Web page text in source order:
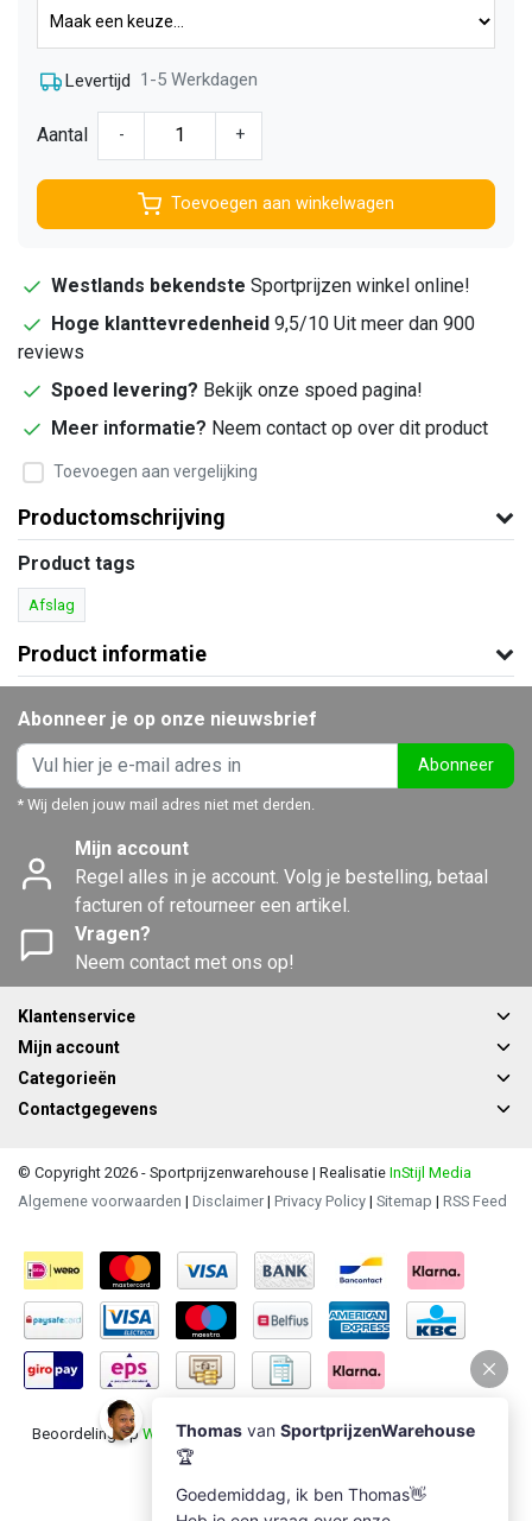
Levertijd 1-5 Werkdagen
Aantal - +
Toevoegen aan winkelwagen
Westlands bekendste Sportprijzen winkel online!
Hoge klanttevredenheid 9,5/10 Uit meer dan 900
reviews
Spoed levering? Bekijk onze spoed pagina!
Meer informatie? Neem contact op over dit product
Toevoegen aan vergelijking
Productomschrijving
Product tags
Afslag
Product informatie
Abonneer je op onze nieuwsbrief
Abonneer
* Wij delen jouw mail adres niet met derden.
Mijn account
Regel alles in je account. Volg je bestelling, betaal
facturen of retourneer een artikel.
Vragen?
Neem contact met ons op!
Klantenservice
Mijn account
Categorieën
Contactgegevens
© Copyright 2026 - Sportprijzenwarehouse | Realisatie InStijl Media
Algemene voorwaarden | Disclaimer | Privacy Policy | Sitemap | RSS Feed
Beoordeling opWebwinkel Keurvoor Sportprijzenwarehouse: 9.5/10
(1235 beoordelingen)